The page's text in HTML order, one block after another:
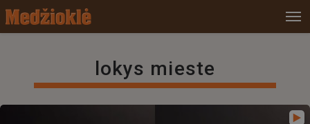
lokys mieste